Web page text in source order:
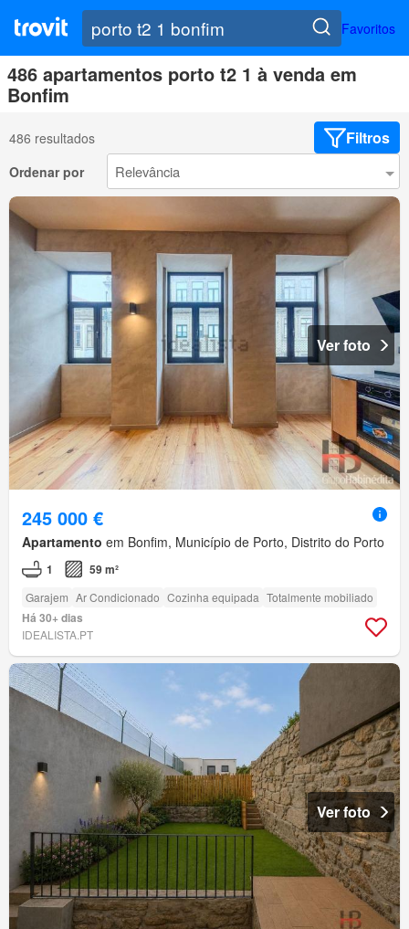
Favoritos
486 apartamentos porto t2 1 à venda em
Bonfim
486 resultados Filtros
Ordenar por
Ver foto
245 000 €
Apartamento em Bonfim, Município de Porto, Distrito do Porto
1 59 m²
Garajem Ar Condicionado Cozinha equipada Totalmente mobiliado
Há 30+ dias
IDEALISTA.PT
Ver foto